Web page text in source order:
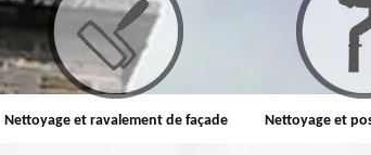
Nettoyage et ravalement de façade Nettoyage et